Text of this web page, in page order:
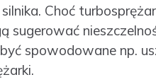
Choć
sugerować
spowodowane np.